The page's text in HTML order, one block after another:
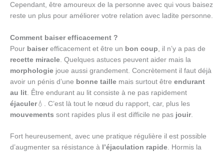
Cependant, être amoureux de la personne avec qui vous baisez
reste un plus pour améliorer votre relation avec ladite personne.
Comment baiser efficacement ?
Pour baiserefficacement et être un bon coup , il n’y a pas de
recette miracle . Quelques astuces peuvent aider mais la
morphologie joue aussi grandement. Concrètement il faut déjà
avoir un pénis d’une bonne taille mais surtout être endurant
au lit . Être endurant au lit consiste à ne pas rapidement
éjaculer💧. C’est là tout le nœud du rapport, car, plus les
mouvements sont rapides plus il est difficile ne pas jouir.
Fort heureusement, avec une pratique régulière il est possible
d’augmenter sa résistance à l’éjaculation rapide. Hormis la